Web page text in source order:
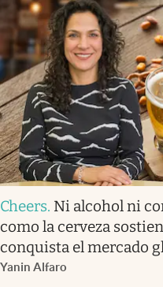
Cheers. Ni alcohol ni
como la cerveza
conquista el mercado
Yanin Alfaro